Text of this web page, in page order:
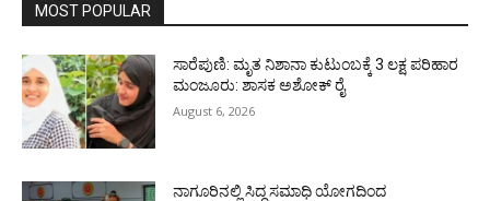
MOST POPULAR
ಸಾರೆಪುಣಿ: ಮೃತ ನಿಶಾನಾ ಕುಟುಂಬಕ್ಕೆ 3 ಲಕ್ಷ ಪರಿಹಾರ
ಮಂಜೂರು: ಶಾಸಕ ಅಶೋಕ್ ರೈ
August 6, 2026
ನಾಗೂರಿನಲ್ಲಿ ಸಿದ್ಧ ಸಮಾಧಿ ಯೋಗದಿಂದ